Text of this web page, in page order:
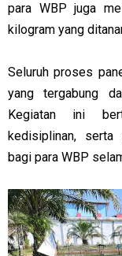
para WBP juga
kilogram yang
Seluruh proses
yang tergabung
Kegiatan ini
kedisiplinan, serta
bagi para WBP